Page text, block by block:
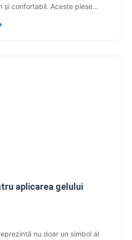
și confortabil. Aceste piese
Eleganță și confort în pași
aplicarea gelului
nu doar un simbol al